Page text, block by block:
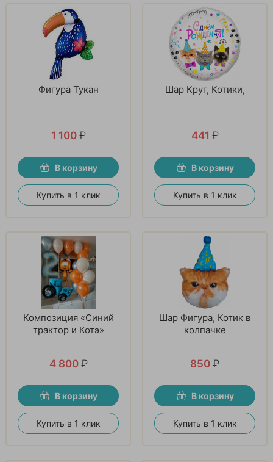
Фигура Тукан
1 100 ₽
В корзину
Купить в 1 клик
Шар Круг, Котики,
441 ₽
В корзину
Купить в 1 клик
Композиция «Синий
трактор и Котэ»
4 800 ₽
В корзину
Купить в 1 клик
Шар Фигура, Котик в
колпачке
850 ₽
В корзину
Купить в 1 клик